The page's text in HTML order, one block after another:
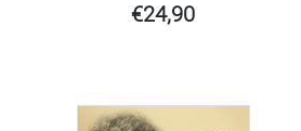
€24,90